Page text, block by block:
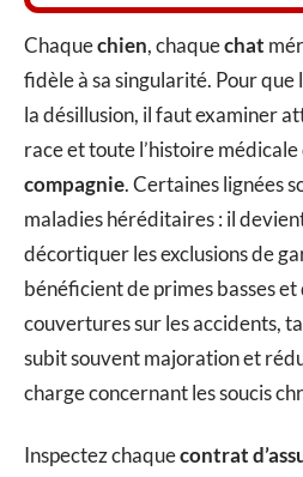
Chaquechien, chaquechat
fidèle à sa singularité. Pour que
la désillusion, il faut examiner
race et toute l’histoire médicale
compagnie. Certaines lignées
maladies héréditaires : il
décortiquer les exclusions de
bénéficient de primes basses
couvertures sur les accidents,
subit souvent majoration et
charge concernant les soucis
Inspectez chaquecontrat